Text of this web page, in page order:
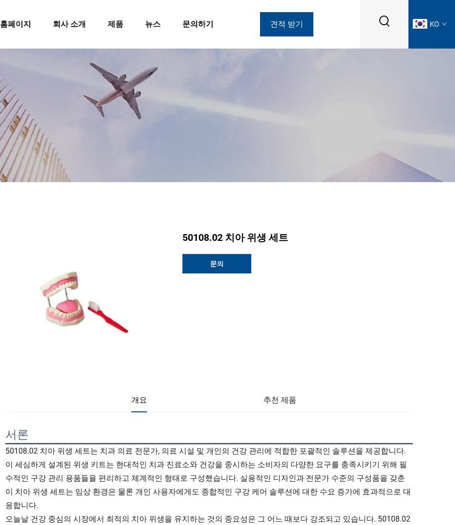
홈페이지 회사 소개 제품 뉴스 문의하기 견적 받기 KO
50108.02 치아 위생 세트
문의
개요 추천 제품
서론
50108.02 치아 위생 세트는 치과 의료 전문가, 의료 시설 및 개인의 건강 관리에 적합한 포괄적인 솔루션을 제공합니다.
이 세심하게 설계된 위생 키트는 현대적인 치과 진료소와 건강을 중시하는 소비자의 다양한 요구를 충족시키기 위해 필
수적인 구강 관리 용품들을 편리하고 체계적인 형태로 구성했습니다. 실용적인 디자인과 전문가 수준의 구성품을 갖춘
이 치아 위생 세트는 임상 환경은 물론 개인 사용자에게도 종합적인 구강 케어 솔루션에 대한 수요 증가에 효과적으로 대
응합니다.
오늘날 건강 중심의 시장에서 최적의 치아 위생을 유지하는 것의 중요성은 그 어느 때보다 강조되고 있습니다. 50108.02